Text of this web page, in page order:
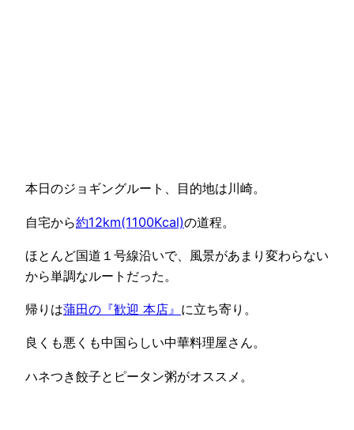
本日のジョギングルート、目的地は川崎。
自宅から約12km(1100Kcal)の道程。
ほとんど国道１号線沿いで、風景があまり変わらない
から単調なルートだった。
帰りは蒲田の『歓迎 本店』 に立ち寄り。
良くも悪くも中国らしい中華料理屋さん。
ハネつき餃子とピータン粥がオススメ。